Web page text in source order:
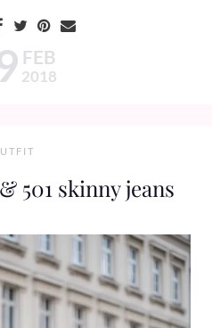
FEB
2018
501 skinny jeans